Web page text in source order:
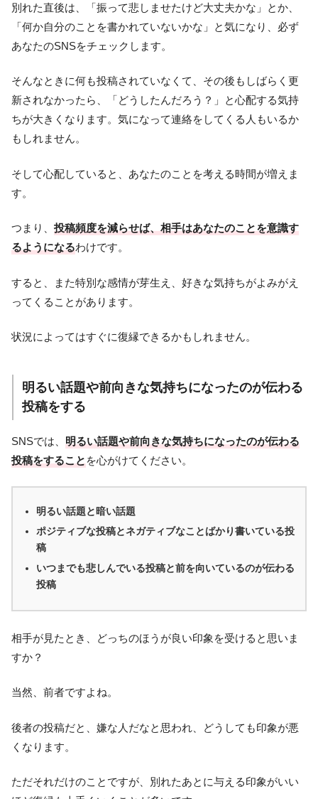
別れた直後は、「振って悲しませたけど大丈夫かな」とか、
「何か自分のことを書かれていないかな」と気になり、必ず
あなたのSNSをチェックします。
そんなときに何も投稿されていなくて、その後もしばらく更
新されなかったら、「どうしたんだろう？」と心配する気持
ちが大きくなります。気になって連絡をしてくる人もいるか
もしれません。
そして心配していると、あなたのことを考える時間が増えま
す。
つまり、 投稿頻度を減らせば、相手はあなたのことを意識す
るようになるわけです。
すると、また特別な感情が芽生え、好きな気持ちがよみがえ
ってくることがあります。
状況によってはすぐに復縁できるかもしれません。
明るい話題や前向きな気持ちになったのが伝わる
投稿をする
SNSでは、 明るい話題や前向きな気持ちになったのが伝わる
投稿をすること を心がけてください。
明るい話題と暗い話題
ポジティブな投稿とネガティブなことばかり書いている投
稿
いつまでも悲しんでいる投稿と前を向いているのが伝わる
投稿
相手が見たとき、どっちのほうが良い印象を受けると思いま
すか？
当然、前者ですよね。
後者の投稿だと、嫌な人だなと思われ、どうしても印象が悪
くなります。
ただそれだけのことですが、別れたあとに与える印象がいい